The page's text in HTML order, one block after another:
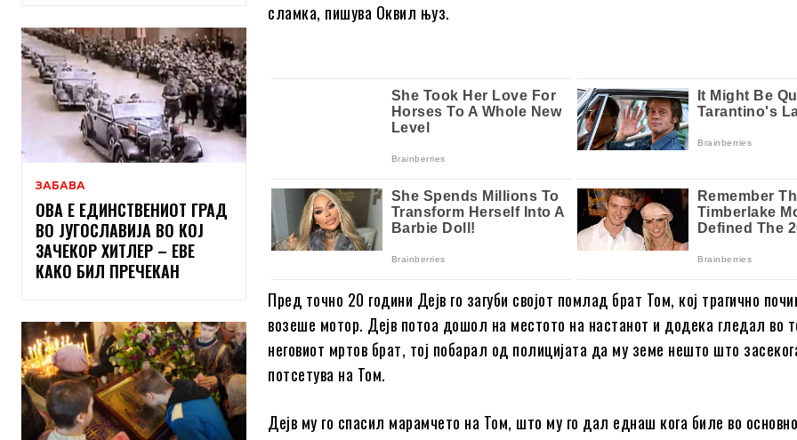
ЗАБАВА
ОВА Е ЕДИНСТВЕНИОТ ГРАД
ВО ЈУГОСЛАВИЈА ВО КОЈ
ЗАЧЕКОР ХИТЛЕР – ЕВЕ
КАКО БИЛ ПРЕЧЕКАН
сламка, пишува Оквил њуз.
Пред точно 20 години Дејв го загуби својот помлад брат Том, кој трагично
возеше мотор. Дејв потоа дошол на местото на настанот и додека гледал во
неговиот мртов брат, тој побарал од полицијата да му земе нешто што
потсетува на Том.
Дејв му го спасил марамчето на Том, што му го дал еднаш кога биле во